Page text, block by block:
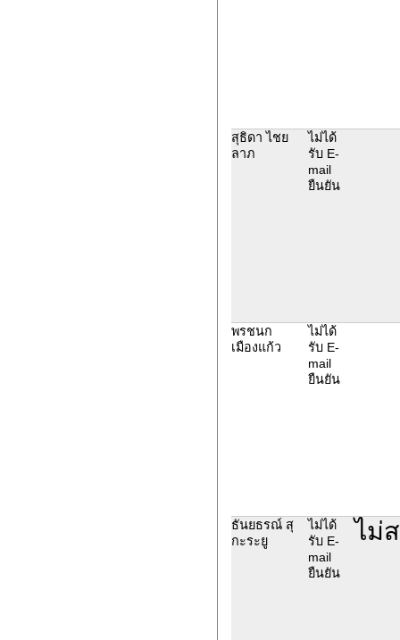
สุธิดา ไชย
ลาภ
ไม่ได้
รับ E-
mail
ยืนยัน
พรชนก
เมืองแก้ว
ไม่ได้
รับ E-
mail
ยืนยัน
ธันยธรณ์ สุ
กะระยู
ไม่ได้
รับ E-
mail
ยืนยัน
ไม่